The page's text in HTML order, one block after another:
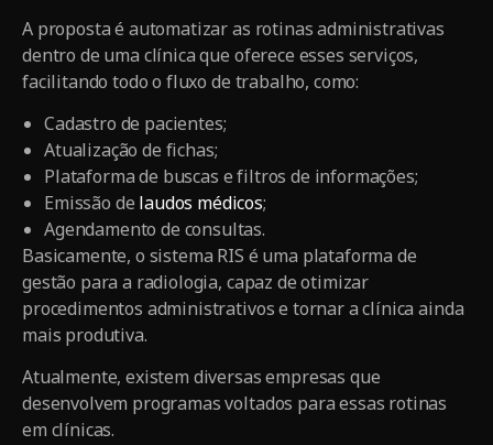
A proposta é automatizar as rotinas administrativas
dentro de uma clínica que oferece esses serviços,
facilitando todo o fluxo de trabalho, como:
Cadastro de pacientes;
Atualização de fichas;
Plataforma de buscas e filtros de informações;
Emissão de laudos médicos;
Agendamento de consultas.
Basicamente, o sistema RIS é uma plataforma de
gestão para a radiologia, capaz de otimizar
procedimentos administrativos e tornar a clínica ainda
mais produtiva.
Atualmente, existem diversas empresas que
desenvolvem programas voltados para essas rotinas
em clínicas.